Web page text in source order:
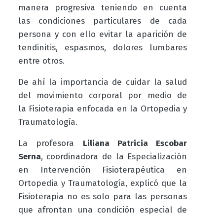
manera progresiva teniendo en cuenta
las condiciones particulares de cada
persona y con ello evitar la aparición de
tendinitis, espasmos, dolores lumbares
entre otros.
De ahí la importancia de cuidar la salud
del movimiento corporal por medio de
la Fisioterapia enfocada en la Ortopedia y
Traumatología.
La profesora Liliana Patricia Escobar
Serna, coordinadora de la Especialización
en Intervención Fisioterapéutica en
Ortopedia y Traumatología, explicó que la
Fisioterapia no es solo para las personas
que afrontan una condición especial de